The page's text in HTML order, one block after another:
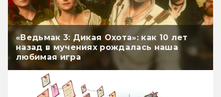
«Ведьмак 3: Дикая Охота»: как 10 лет
назад в мучениях рождалась наша
любимая игра